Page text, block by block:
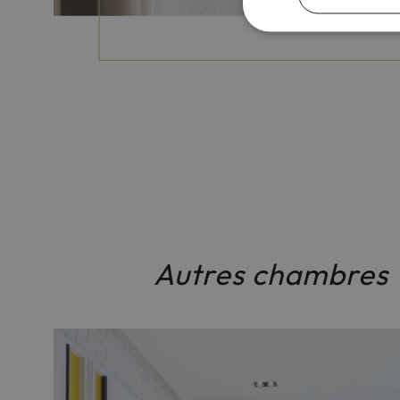
Autres chambres